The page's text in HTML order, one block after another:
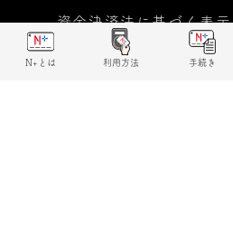
資金決済法に基づく表示
個人情報保護方針
N+とは 利用方法 手続き